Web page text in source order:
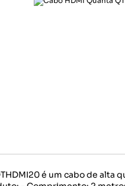
é um cabo de